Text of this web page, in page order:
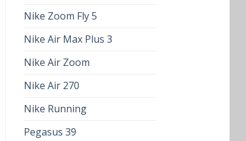
Nike Zoom Fly 5
Nike Air Max Plus 3
Nike Air Zoom
Nike Air 270
Nike Running
Pegasus 39